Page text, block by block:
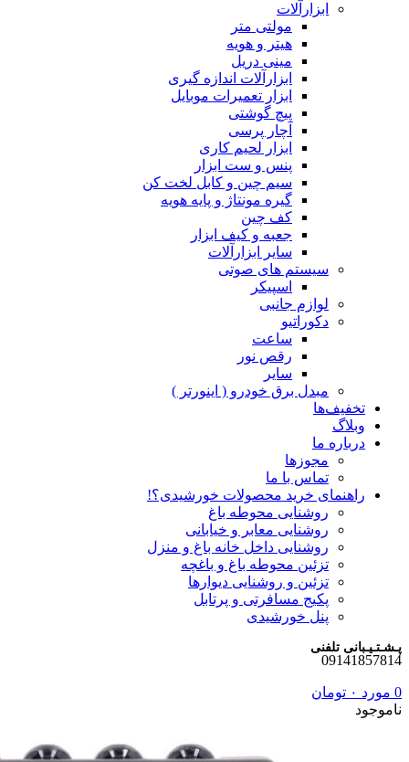
ابزارآلات
مولتی متر
هیتر و هویه
مینی دریل
ابزارآلات اندازه گیری
ابزار تعمیرات موبایل
پیچ گوشتی
آچار پرسی
ابزار لحیم کاری
پنس و ست ابزار
سیم چین و کابل لخت کن
گیره مونتاژ و پایه هویه
کف چین
جعبه و کیف ابزار
سایر ابزارآلات
سیستم های صوتی
اسپیکر
لوازم جانبی
دکوراتیو
ساعت
رقص نور
سایر
مبدل برق خودرو ( اینورتر )
تخفیف‌ها
وبلاگ
درباره ما
مجوزها
تماس با ما
راهنمای خرید محصولات خورشیدی؟!
روشنایی محوطه باغ
روشنایی معابر و خیابانی
روشنایی داخل خانه باغ و منزل
تزئین محوطه باغ و باغچه
تزئین و روشنایی دیوارها
پکیج مسافرتی و پرتابل
پنل خورشیدی
پـشـتـیـبانی تلفنی
09141857814
0 مورد ۰ تومان
ناموجود